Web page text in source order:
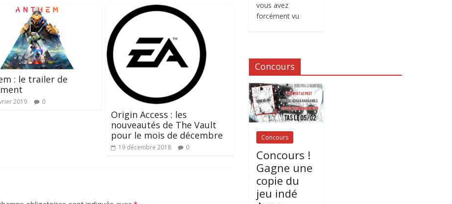
: le trailer de
2019 0
Origin Access : les
nouveautés de The Vault
pour le mois de décembre
19 décembre 2018 0
vous avez
forcément vu
Concours
Concours
Concours !
Gagne une
copie du
jeu indé